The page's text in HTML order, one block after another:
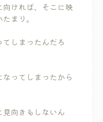
ければ、そこに映
まり。
しまったんだろ
ってしまったから
向きもしないん